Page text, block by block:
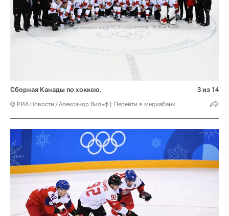
Сборная Канады по хоккею.
© РИА Новости / Александр Вильф Перейти в медиабанк
3 из 14